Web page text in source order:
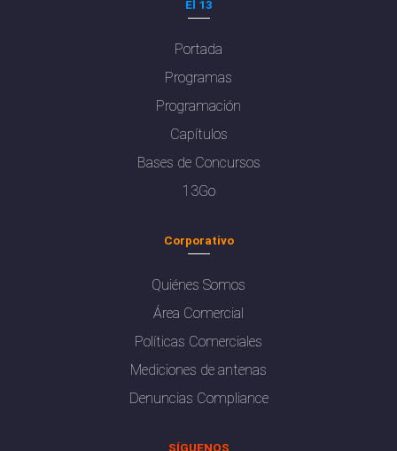
El 13
Portada
Programas
Programación
Capítulos
Bases de Concursos
13Go
Corporativo
Quiénes Somos
Área Comercial
Políticas Comerciales
Mediciones de antenas
Denuncias Compliance
SÍGUENOS